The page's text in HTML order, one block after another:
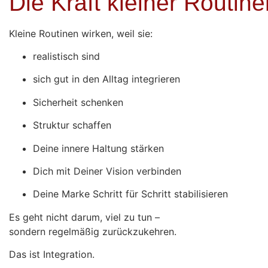
Kleine Routinen wirken, weil sie:
realistisch sind
sich gut in den Alltag integrieren
Sicherheit schenken
Struktur schaffen
Deine innere Haltung stärken
Dich mit Deiner Vision verbinden
Deine Marke Schritt für Schritt stabilisieren
Es geht nicht darum, viel zu tun –
sondern regelmäßig zurückzukehren.
Das ist Integration.